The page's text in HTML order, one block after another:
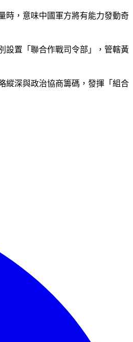
時，意味中國軍方將有能力發動奇
設置「聯合作戰司令部」，管轄黃
縱深與政治協商籌碼，發揮「組合